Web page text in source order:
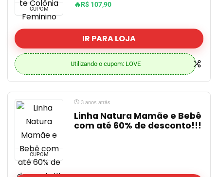
CUPOM
🔥R$ 107,90
IR PARA LOJA
Utilizando o cupom: LOVE
CUPOM
3 anos atrás
Linha Natura Mamãe e Bebê
com até 60% de desconto!!!